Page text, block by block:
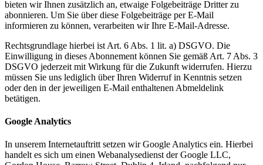
bieten wir Ihnen zusätzlich an, etwaige Folgebeiträge Dritter zu
abonnieren. Um Sie über diese Folgebeiträge per E-Mail
informieren zu können, verarbeiten wir Ihre E-Mail-Adresse.
Rechtsgrundlage hierbei ist Art. 6 Abs. 1 lit. a) DSGVO. Die
Einwilligung in dieses Abonnement können Sie gemäß Art. 7 Abs. 3
DSGVO jederzeit mit Wirkung für die Zukunft widerrufen. Hierzu
müssen Sie uns lediglich über Ihren Widerruf in Kenntnis setzen
oder den in der jeweiligen E-Mail enthaltenen Abmeldelink
betätigen.
Google Analytics
In unserem Internetauftritt setzen wir Google Analytics ein. Hierbei
handelt es sich um einen Webanalysedienst der Google LLC,